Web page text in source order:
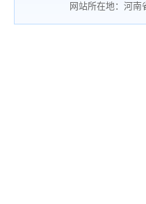
网站所在地：河